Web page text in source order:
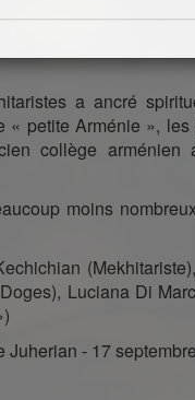
des riches
Le premier
a ancré
« petite Arménie »,
collège
moins
Luciana Di
- 17